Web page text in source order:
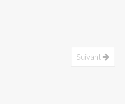
Suivant